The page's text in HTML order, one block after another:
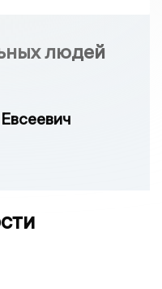
людей